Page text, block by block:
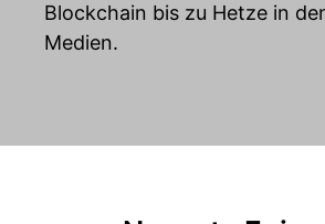
Blockchain bis zu Hetze in
Medien.